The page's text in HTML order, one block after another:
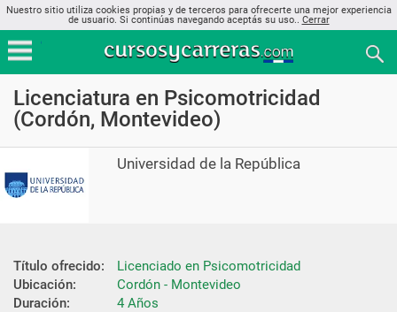
Nuestro sitio utiliza cookies propias y de terceros para ofrecerte una mejor experiencia
de usuario. Si continúas navegando aceptás su uso.. Cerrar
Licenciatura en Psicomotricidad
(Cordón, Montevideo)
Universidad de la República
Título ofrecido:
Licenciado en Psicomotricidad
Ubicación:
Cordón - Montevideo
Duración:
4 Años